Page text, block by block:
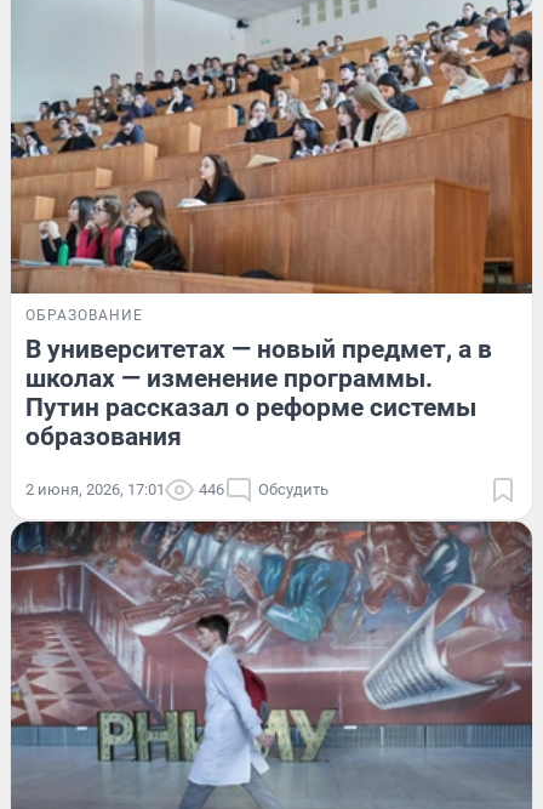
ОБРАЗОВАНИЕ
В университетах — новый предмет, а в
школах — изменение программы.
Путин рассказал о реформе системы
образования
2 июня, 2026, 17:01 446 Обсудить